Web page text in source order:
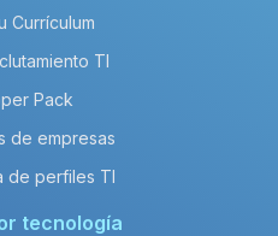
Currículum
TI
Pack
de empresas
de perfiles TI
tecnología